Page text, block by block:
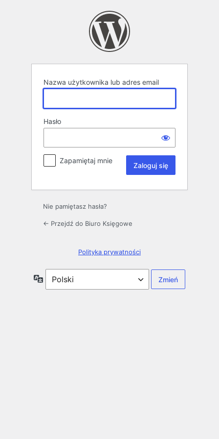
Nazwa użytkownika lub adres email
Hasło
Zapamiętaj mnie
Nie pamiętasz hasła?
← Przejdź do Biuro Księgowe
Polityka prywatności
Język